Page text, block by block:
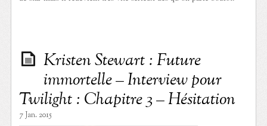
Kristen Stewart : Future
immortelle – Interview pour
Twilight : Chapitre 3 – Hésitation
7 Jan. 2015